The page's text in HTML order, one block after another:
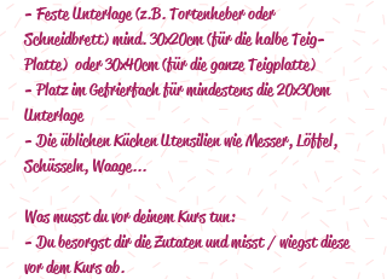
- Feste Unterlage (z.B. Tortenheber oder
Schneidbrett) mind. 30x20cm (für die halbe Teig-
Platte)  oder 30x40cm (für die ganze Teigplatte)
- Platz im Gefrierfach für mindestens die 20x30cm
Unterlage
- Die üblichen Küchen Utensilien wie Messer, Löffel,
Schüsseln, Waage...
Was musst du vor deinem Kurs tun:
- Du besorgst dir die Zutaten und misst / wiegst diese
vor dem Kurs ab.